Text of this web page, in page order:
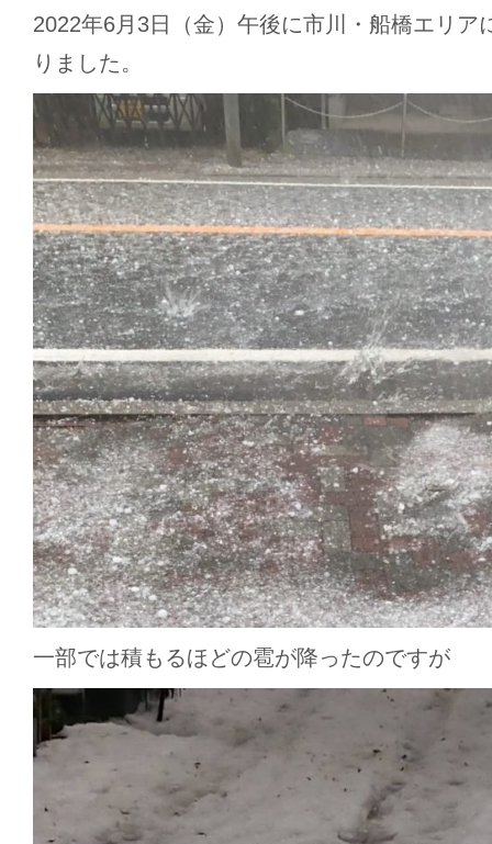
2022年6月3日（金）午後に市川・船橋エリア
りました。
一部では積もるほどの雹が降ったのですが